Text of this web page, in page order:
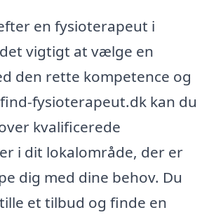
en fysioterapeut i
vigtigt at vælge en
den rette kompetence og
fysioterapeut.dk kan du
kvalificerede
i dit lokalområde, der er
dig med dine behov. Du
et tilbud og finde en